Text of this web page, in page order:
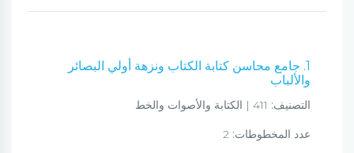
1. جامع محاسن كتابة الكتاب ونزهة أولي البصائر
والألباب
التصنيف:
عدد المخطوطات: